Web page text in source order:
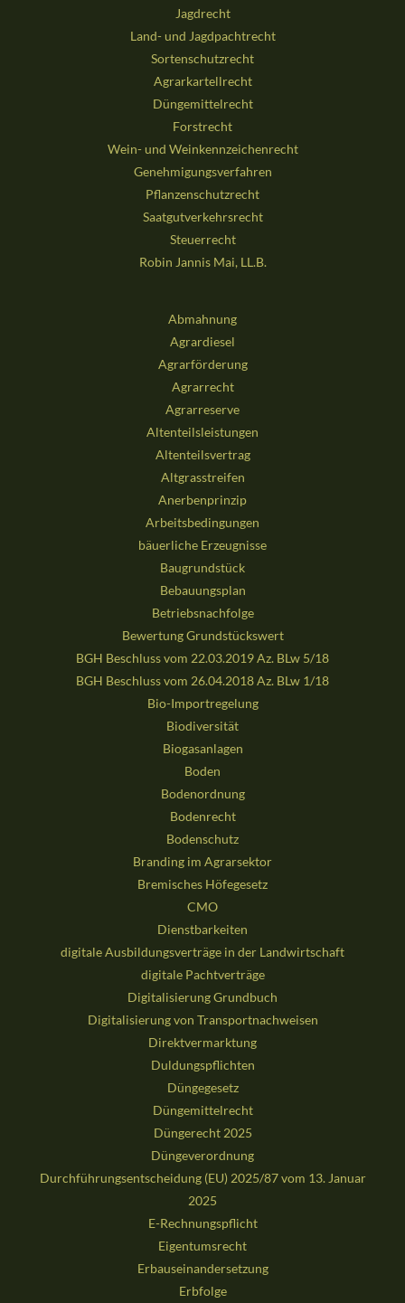
Jagdrecht
Land- und Jagdpachtrecht
Sortenschutzrecht
Agrarkartellrecht
Düngemittelrecht
Forstrecht
Wein- und Weinkennzeichenrecht
Genehmigungsverfahren
Pflanzenschutzrecht
Saatgutverkehrsrecht
Steuerrecht
Robin Jannis Mai, LL.B.
Abmahnung
Agrardiesel
Agrarförderung
Agrarrecht
Agrarreserve
Altenteilsleistungen
Altenteilsvertrag
Altgrasstreifen
Anerbenprinzip
Arbeitsbedingungen
bäuerliche Erzeugnisse
Baugrundstück
Bebauungsplan
Betriebsnachfolge
Bewertung Grundstückswert
BGH Beschluss vom 22.03.2019 Az. BLw 5/18
BGH Beschluss vom 26.04.2018 Az. BLw 1/18
Bio-Importregelung
Biodiversität
Biogasanlagen
Boden
Bodenordnung
Bodenrecht
Bodenschutz
Branding im Agrarsektor
Bremisches Höfegesetz
CMO
Dienstbarkeiten
digitale Ausbildungsverträge in der Landwirtschaft
digitale Pachtverträge
Digitalisierung Grundbuch
Digitalisierung von Transportnachweisen
Direktvermarktung
Duldungspflichten
Düngegesetz
Düngemittelrecht
Düngerecht 2025
Düngeverordnung
Durchführungsentscheidung (EU) 2025/87 vom 13. Januar
2025
E-Rechnungspflicht
Eigentumsrecht
Erbauseinandersetzung
Erbfolge